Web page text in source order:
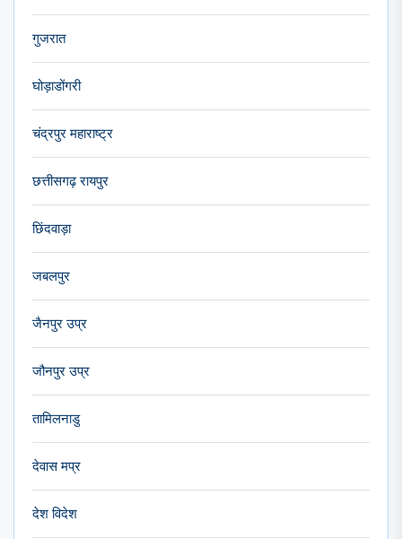
गुजरात
घोड़ाडोंगरी
चंद्रपुर महाराष्ट्र
छत्तीसगढ़ रायपुर
छिंदवाड़ा
जबलपुर
जैनपुर उप्र
जौनपुर उप्र
तामिलनाडु
देवास मप्र
देश विदेश